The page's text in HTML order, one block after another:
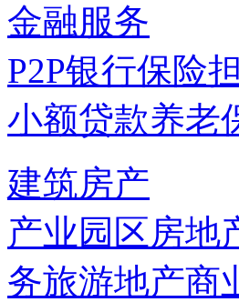
金融服务
P2P银行保险
小额贷款养老
建筑房产
产业园区房地
务旅游地产商